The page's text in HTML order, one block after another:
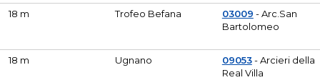
18 m Trofeo Befana 03009 - Arc.San
Bartolomeo
18 m Ugnano 09053- Arcieri della
Real Villa